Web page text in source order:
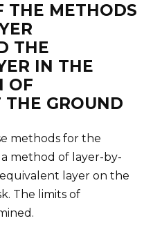
THE METHODS
THE
IN THE
OF
GROUND
methods for the
method of layer-by-
layer on the
The limits of